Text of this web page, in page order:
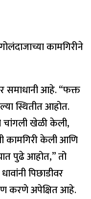
कामगिरीने
समाधानी आहे. “फक्त
स्थितीत आहोत.
चांगली खेळी केली,
कामगिरी केली आणि
पुढे आहोत,” तो
पिछाडीवर
करणे अपेक्षित आहे.